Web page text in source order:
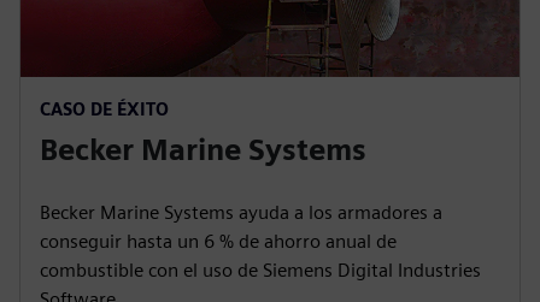
CASO DE ÉXITO
Becker Marine Systems
Becker Marine Systems ayuda a los armadores a
conseguir hasta un 6 % de ahorro anual de
combustible con el uso de Siemens Digital Industries